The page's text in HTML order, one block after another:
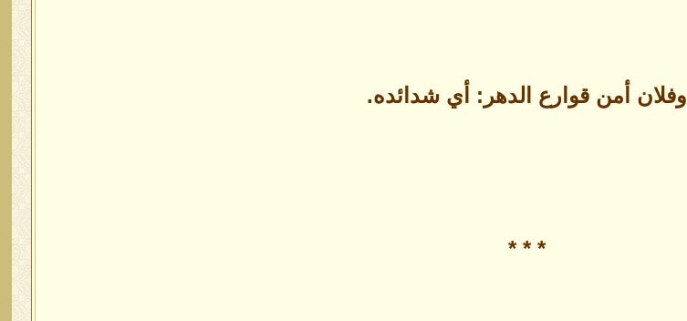
وفلان أمن قوارع الدهر: أي شدائده.
* * *